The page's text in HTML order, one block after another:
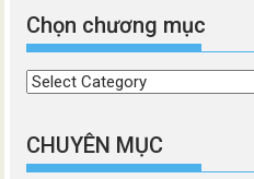
Chọn chương mục
Chọn
mục
CHUYÊN MỤC